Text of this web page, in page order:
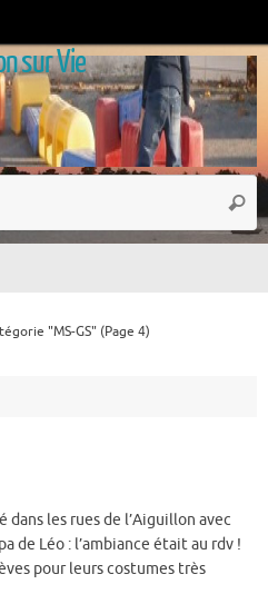
sur Vie
:
"MS-GS"(Page 4)
les rues de l’Aiguillon avec
de Léo : l’ambiance était au rdv !
pour leurs costumes très